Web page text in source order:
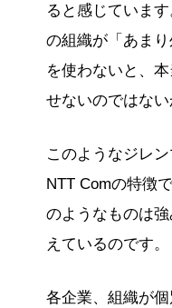
ると感じていま
の組織が「あまり
を使わないと、
せないのではない
このようなジレ
NTT Comの特徴
のようなものは
えているのです。
各企業、組織が